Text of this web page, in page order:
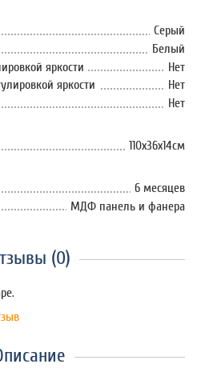
Серый
Белый
яркости
Нет
яркости
Нет
Нет
110х36х14см
6 месяцев
МДФ панель и фанера
(0)